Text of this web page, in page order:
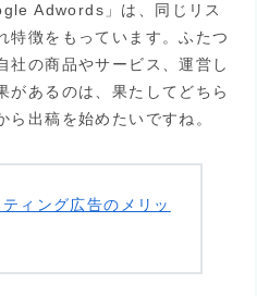
Adwords」は、同じリス
特徴をもっています。ふたつ
社の商品やサービス、運営し
があるのは、果たしてどちら
出稿を始めたいですね。
ィング広告のメリッ